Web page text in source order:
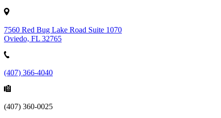
7560 Red Bug Lake Road Suite 1070
Oviedo, FL 32765
(407) 366-4040
(407) 360-0025